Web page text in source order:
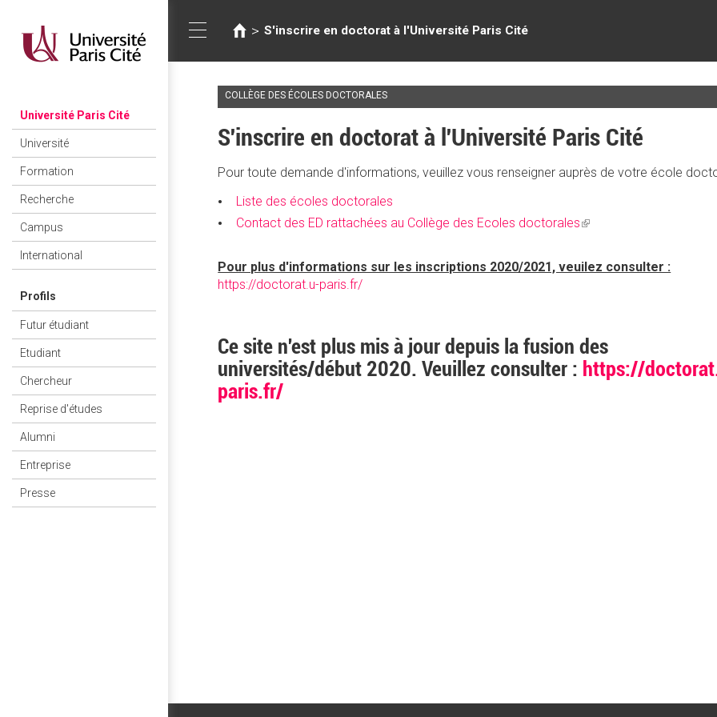
contenu
principal
Université Paris Cité
Université
Formation
Recherche
Campus
International
Profils
Futur étudiant
Etudiant
Chercheur
Reprise d'études
Alumni
Entreprise
Presse
Toggle
navigation
êtes
ici
> S'inscrire en doctorat à l'Université Paris Cité
COLLÈGE DES ÉCOLES DOCTORALES
S'inscrire en doctorat à l'Université Paris Cité
Pour toute demande d'informations, veuillez vous renseigner auprès de votre école
Liste des écoles doctorales
Contact des ED rattachées au Collège des Ecoles doctorales(link
Pour plus d'informations sur les inscriptions 2020/2021, veuilez consulter :
https://doctorat.u-paris.fr/
Ce site n'est plus mis à jour depuis la fusion des
universités/début 2020. Veuillez consulter : https://
paris.fr/